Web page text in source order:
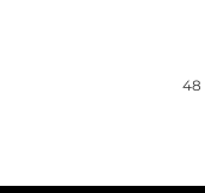
48